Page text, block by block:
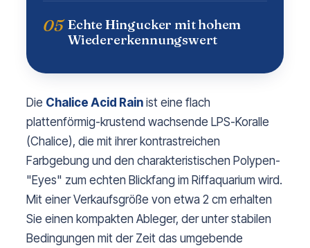
05 Echte Hingucker mit hohem
Wiedererkennungswert
Die Chalice Acid Rain ist eine flach
plattenförmig-krustend wachsende LPS-Koralle
(Chalice), die mit ihrer kontrastreichen
Farbgebung und den charakteristischen Polypen-
"Eyes" zum echten Blickfang im Riffaquarium wird.
Mit einer Verkaufsgröße von etwa 2 cm erhalten
Sie einen kompakten Ableger, der unter stabilen
Bedingungen mit der Zeit das umgebende